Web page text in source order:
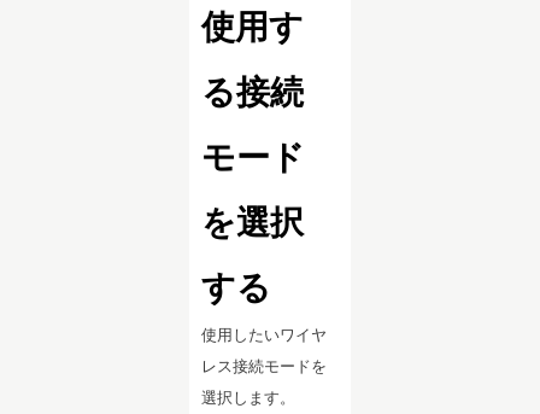
使用す
る接続
モード
を選択
する
使用したいワイヤ
レス接続モードを
選択します。